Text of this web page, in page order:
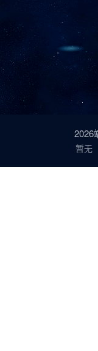
2026
暂无